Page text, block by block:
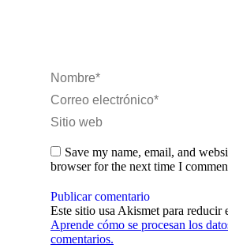
Nombre *
Correo electrónico *
Sitio web
Save my name, email, and
browser for the next time I
Publicar comentario
Este sitio usa Akismet para reducir
Aprende cómo se procesan los
comentarios.